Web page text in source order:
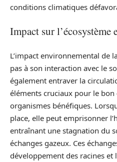
conditions climatiques
Impact sur
L’impact environnemental de
pas à son interaction avec le
également entraver la
éléments cruciaux pour le
organismes bénéfiques.
place, elle peut emprisonner
entraînant une stagnation du
échanges gazeux. Ces
développement des racines